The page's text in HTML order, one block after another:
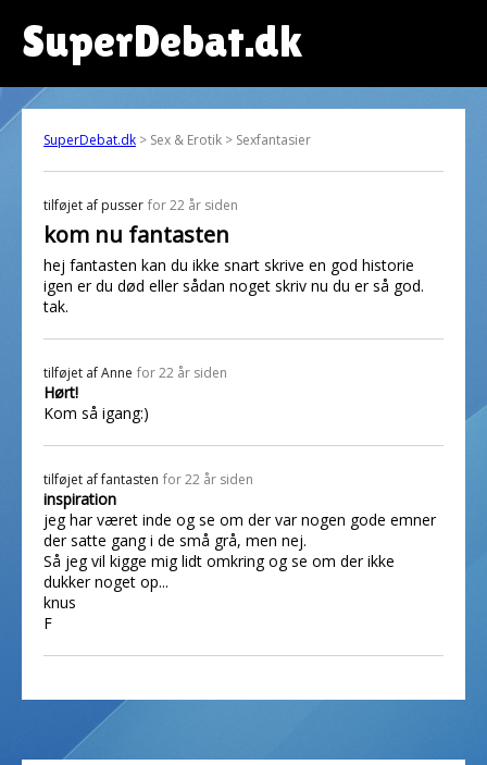
SuperDebat.dk
SuperDebat.dk > Sex & Erotik > Sexfantasier
tilføjet af pusser for 22 år siden
kom nu fantasten
hej fantasten kan du ikke snart skrive en god historie
igen er du død eller sådan noget skriv nu du er så god.
tak.
tilføjet afAnne for 22 år siden
Hørt!
Kom så igang:)
tilføjet affantasten for 22 år siden
inspiration
jeg har været inde og se om der var nogen gode emner
der satte gang i de små grå, men nej.
Så jeg vil kigge mig lidt omkring og se om der ikke
dukker noget op...
knus
F